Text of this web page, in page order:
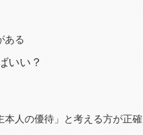
ある
いい？
本人の優待」と考える方が正確